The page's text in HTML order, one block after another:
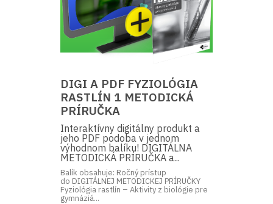
DIGI A PDF FYZIOLÓGIA
RASTLÍN 1 METODICKÁ
PRÍRUČKA
Interaktívny digitálny produkt a
jeho PDF podoba v jednom
výhodnom balíku! DIGITÁLNA
METODICKÁ PRÍRUČKA a...
Balík obsahuje: Ročný prístup
do DIGITÁLNEJ METODICKEJ PRÍRUČKY
Fyziológia rastlín – Aktivity z biológie pre
gymnáziá...